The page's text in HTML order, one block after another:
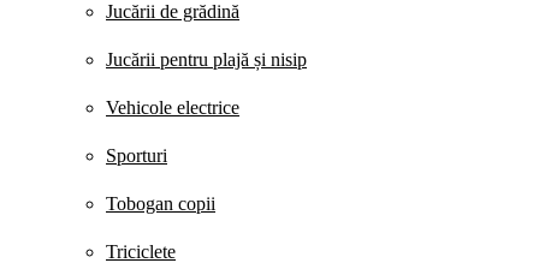
Jucării de grădină
Jucării pentru plajă și nisip
Vehicole electrice
Sporturi
Tobogan copii
Triciclete